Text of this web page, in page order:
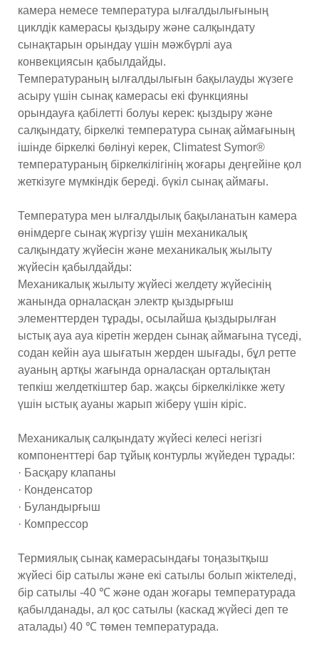
камера немесе температура ылғалдылығының
циклдік камерасы қыздыру және салқындату
сынақтарын орындау үшін мәжбүрлі ауа
конвекциясын қабылдайды.
Температураның ылғалдылығын бақылауды жүзеге
асыру үшін сынақ камерасы екі функцияны
орындауға қабілетті болуы керек: қыздыру және
салқындату, біркелкі температура сынақ аймағының
ішінде біркелкі бөлінуі керек, Climatest Symor®
температураның біркелкілігінің жоғары деңгейіне қол
жеткізуге мүмкіндік береді. бүкіл сынақ аймағы.
Температура мен ылғалдылық бақыланатын камера
өнімдерге сынақ жүргізу үшін механикалық
салқындату жүйесін және механикалық жылыту
жүйесін қабылдайды:
Механикалық жылыту жүйесі желдету жүйесінің
жанында орналасқан электр қыздырғыш
элементтерден тұрады, осылайша қыздырылған
ыстық ауа ауа кіретін жерден сынақ аймағына түседі,
содан кейін ауа шығатын жерден шығады, бұл ретте
ауаның артқы жағында орналасқан орталықтан
тепкіш желдеткіштер бар. жақсы біркелкілікке жету
үшін ыстық ауаны жарып жіберу үшін кіріс.
Механикалық салқындату жүйесі келесі негізгі
компоненттері бар тұйық контурлы жүйеден тұрады:
· Басқару клапаны
· Конденсатор
· Буландырғыш
· Компрессор
Термиялық сынақ камерасындағы тоңазытқыш
жүйесі бір сатылы және екі сатылы болып жіктеледі,
бір сатылы -40 ℃ және одан жоғары температурада
қабылданады, ал қос сатылы (каскад жүйесі деп те
аталады) 40 ℃ төмен температурада.